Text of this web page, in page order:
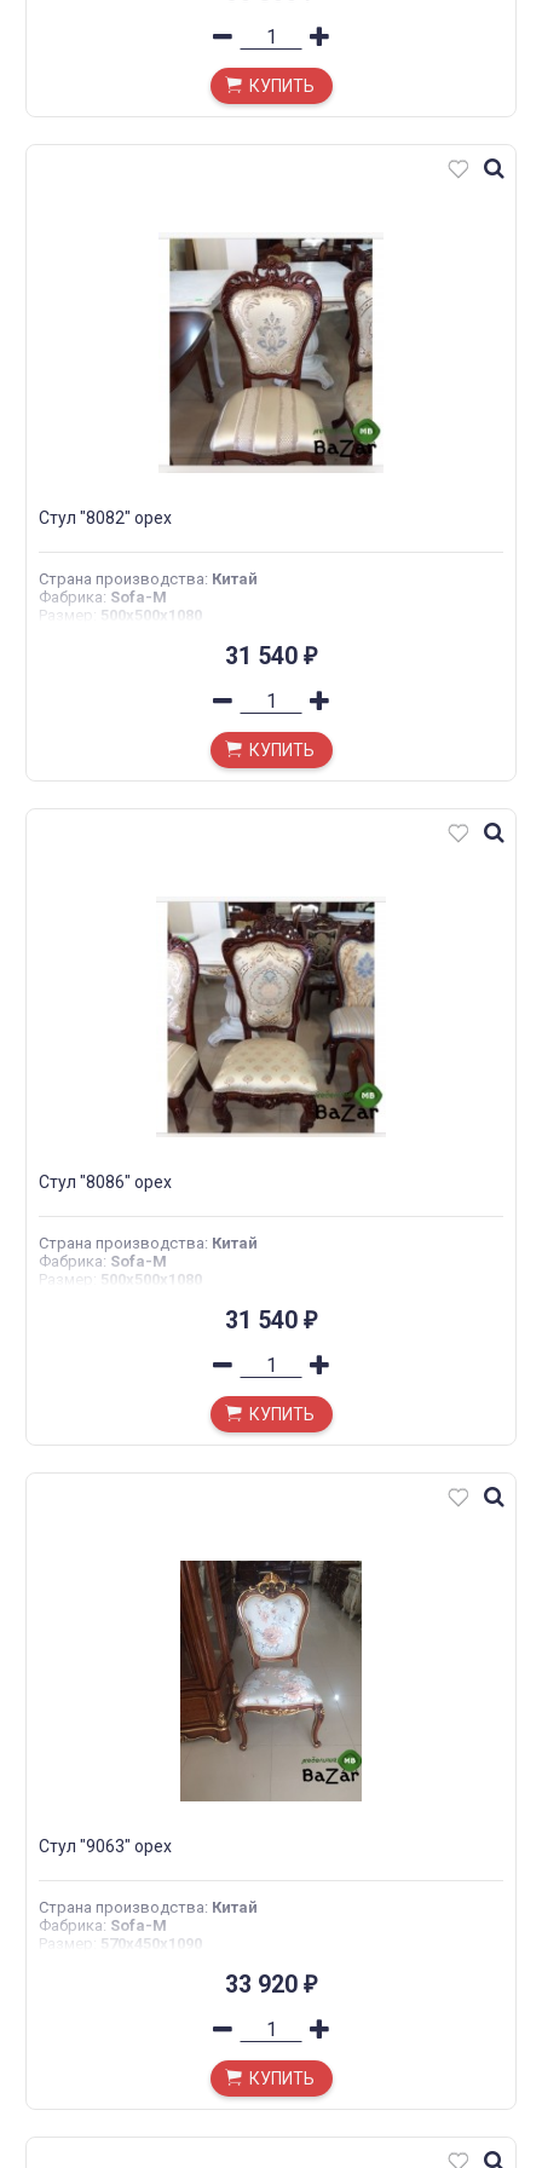
КУПИТЬ
Стул "8082" орех
Страна производства: Китай
Фабрика: Sofa-M
Размер : 500x500x1080
31 540 ₽
КУПИТЬ
Стул "8086" орех
Страна производства: Китай
Фабрика: Sofa-M
Размер : 500x500x1080
31 540 ₽
КУПИТЬ
Стул "9063" орех
Страна производства: Китай
Фабрика: Sofa-M
Размер : 570x450x1090
33 920 ₽
КУПИТЬ